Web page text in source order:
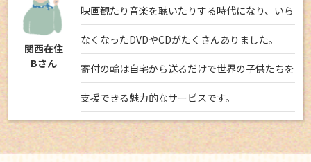
関西在住
Bさん
映画観たり音楽を聴いたりする時代になり、いら
なくなったDVDやCDがたくさんありました。
寄付の輪は自宅から送るだけで世界の子供たちを
支援できる魅力的なサービスです。